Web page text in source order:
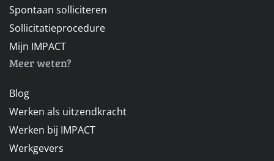
Spontaan solliciteren
Sollicitatieprocedure
Mijn IMPACT
Meer weten?
Blog
Werken als uitzendkracht
Werken bij IMPACT
Werkgevers